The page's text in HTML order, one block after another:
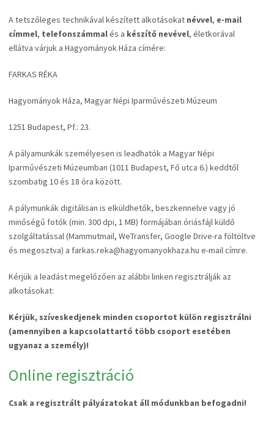
A tetszőleges technikával készített alkotásokat névvel, e-mail
címmel, telefonszámmalés a készítő nevével, életkorával
ellátva várjuk a Hagyományok Háza címére:
FARKAS RÉKA
Hagyományok Háza, Magyar Népi Iparművészeti Múzeum
1251 Budapest, Pf.: 23.
A pályamunkák személyesen is leadhatók a Magyar Népi
Iparművészeti Múzeumban (1011 Budapest, Fő utca 6.) keddtől
szombatig 10 és 18 óra között.
A pálymunkák digitálisan is elküldhetők, beszkennelve vagy jó
minőségű fotók (min. 300 dpi, 1 MB) formájában óriásfájl küldő
szolgáltatással (Mammutmail, WeTransfer, Google Drive-ra föltöltve
és megosztva) a farkas.reka@hagyomanyokhaza.hu e-mail címre.
Kérjük a leadást megelőzően az alábbi linken regisztrálják az
alkotásokat:
Kérjük, szíveskedjenek minden csoportot külön regisztrálni
(amennyiben a kapcsolattartó több csoport esetében
ugyanaz a személy)!
Online regisztráció
Csak a regisztrált pályázatokat áll módunkban befogadni!